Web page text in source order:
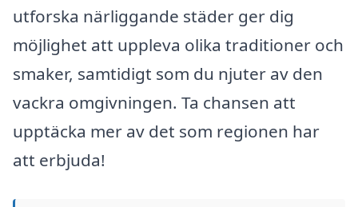
utforska närliggande städer ger dig
möjlighet att uppleva olika traditioner och
smaker, samtidigt som du njuter av den
vackra omgivningen. Ta chansen att
upptäcka mer av det som regionen har
att erbjuda!